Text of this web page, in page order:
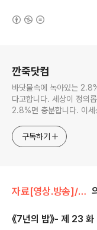
깐죽닷컴
바닷물속에 녹아있는
다고합니다. 세상이 정의
2.8%면 충분합니다. 이세상을 아름답게할 2.8%... 우리들의
구독하기
자료[영상.방송]/라디오극장
《7년의 밤》- 제 23 화